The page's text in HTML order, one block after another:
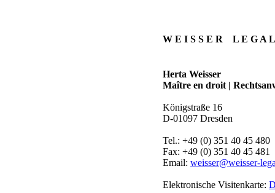
W E I S S E R L E G A L
Herta Weisser
Maître en droit |
Königstraße 16
D-01097 Dresden
Tel.: +49 (0) 351 40 45 480
Fax: +49 (0) 351 40 45 481
Email: weisser@weisser-
Elektronische Visitenkarte: